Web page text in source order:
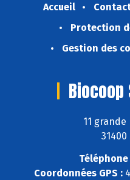
Accueil
Protection
Gestion des
11
Téléphone
Coordonnées GPS :